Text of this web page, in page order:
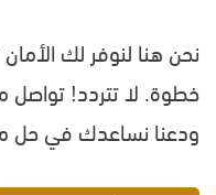
نحن هنا لنوفر لك
خطوة. لا تتردد! تواصل
ودعنا نساعدك في حل